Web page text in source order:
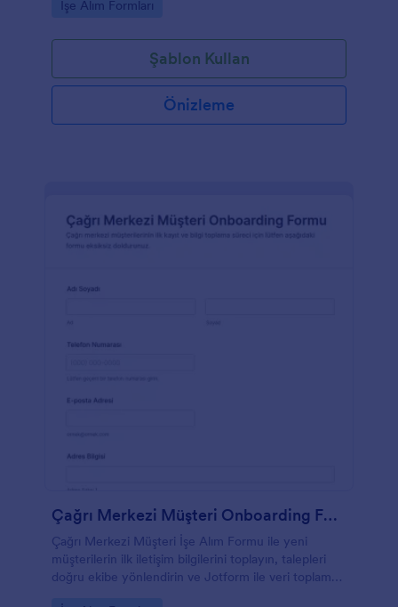
üzerinden yönetmesine yardımcı olur.
Go to Category:
İşe Alım Formları
Şablon Kullan
Önizleme
Çağrı Merkezi Müşteri Onboarding Formu
Çağrı Merkezi Müşteri İşe Alım Formu ile yeni
müşterilerin ilk iletişim bilgilerini toplayın, talepleri
doğru ekibe yönlendirin ve Jotform ile veri toplama